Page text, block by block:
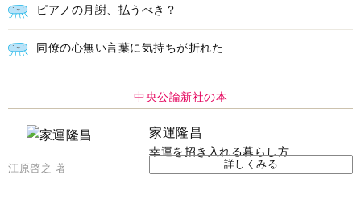
備セミナー開催
聴器、新しいスタイルで All in
Ear の「オーティコン ジー